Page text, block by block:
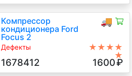
🚚
Компрессор
кондиционера Ford
Focus 2
Дефекты
муфта, дефект крепления
1.8 Дизель, АКПП, Хетчбэк 5дв.,
★★★★
★
1678412 1600₽